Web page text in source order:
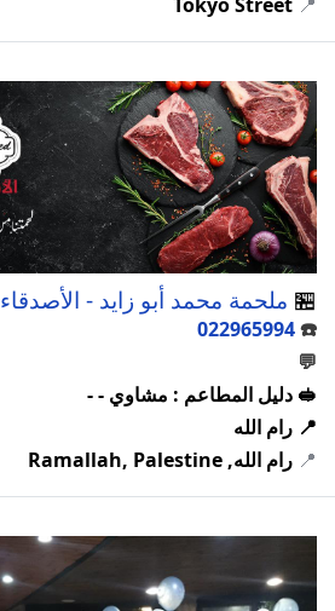
🏪 ملحمة محمد أبو زايد - الأصدقاء
☎️
022965994
💬
🥪 دليل المطاعم : مشاوي - -
📍 رام الله
📍 رام الله, Ramallah, Palestine